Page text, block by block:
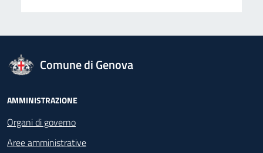
logo Unione Europea
Comune di Genova
Footer - Navigazione
AMMINISTRAZIONE
Organi di governo
Aree amministrative